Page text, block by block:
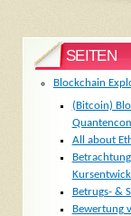
SEITEN
Blockchain
(Bitcoin)
All about
Betrugs- &
Bewertung